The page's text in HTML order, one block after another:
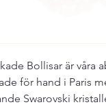
Bollisar är våra
för hand i Paris
Swarovski